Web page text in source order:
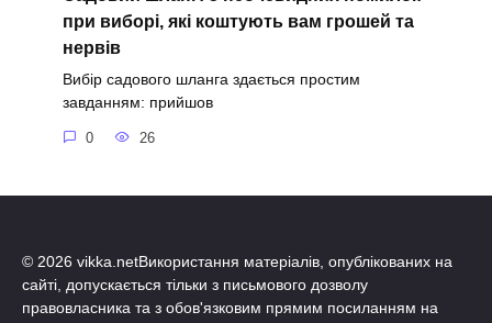
при виборі, які коштують вам грошей та
нервів
Вибір садового шланга здається простим
завданням: прийшов
0 26
© 2026 vikka.netВикористання матеріалів, опублікованих на
сайті, допускається тільки з письмового дозволу
правовласника та з обов'язковим прямим посиланням на